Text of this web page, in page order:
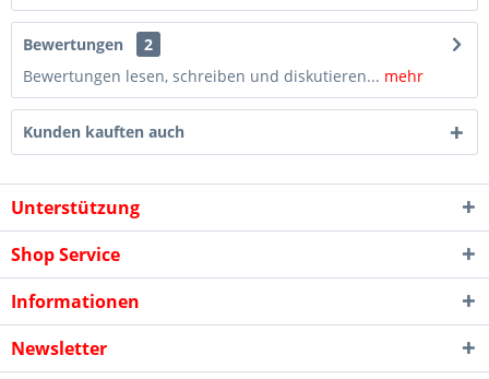
Bewertungen
2
Bewertungen lesen, schreiben und diskutieren... mehr
Kunden kauften auch
Unterstützung
Shop Service
Informationen
Newsletter